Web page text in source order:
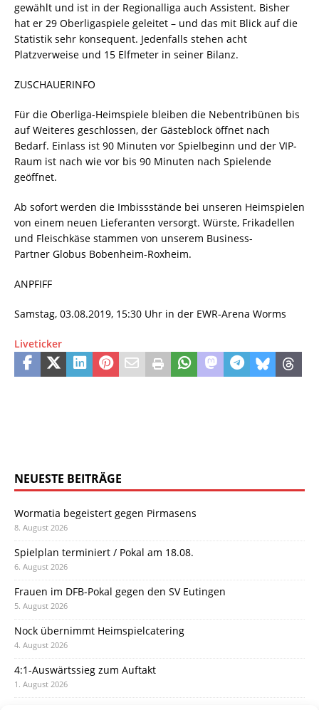
gewählt und ist in der Regionalliga auch Assistent. Bisher
hat er 29 Oberligaspiele geleitet – und das mit Blick auf die
Statistik sehr konsequent. Jedenfalls stehen acht
Platzverweise und 15 Elfmeter in seiner Bilanz.
ZUSCHAUERINFO
Für die Oberliga-Heimspiele bleiben die Nebentribünen bis
auf Weiteres geschlossen, der Gästeblock öffnet nach
Bedarf. Einlass ist 90 Minuten vor Spielbeginn und der VIP-
Raum ist nach wie vor bis 90 Minuten nach Spielende
geöffnet.
Ab sofort werden die Imbissstände bei unseren Heimspielen
von einem neuen Lieferanten versorgt. Würste, Frikadellen
und Fleischkäse stammen von unserem Business-
Partner Globus Bobenheim-Roxheim.
ANPFIFF
Samstag, 03.08.2019, 15:30 Uhr in der EWR-Arena Worms
Liveticker
NEUESTE BEITRÄGE
Wormatia begeistert gegen Pirmasens
8. August 2026
Spielplan terminiert / Pokal am 18.08.
6. August 2026
Frauen im DFB-Pokal gegen den SV Eutingen
5. August 2026
Nock übernimmt Heimspielcatering
4. August 2026
4:1-Auswärtssieg zum Auftakt
1. August 2026